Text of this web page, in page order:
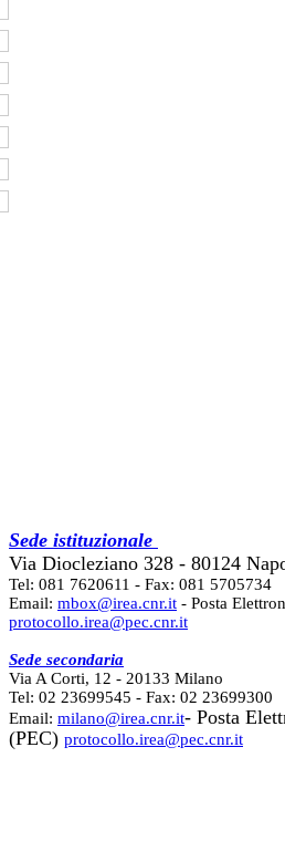
Sede istituzionale
Via Diocleziano 328 - 80124
Tel: 081 7620611 - Fax: 081 5705734
Email: mbox@irea.cnr.it - Posta
protocollo.irea@pec.cnr.it
Sede secondaria
Via A Corti, 12 - 20133 Milano
Tel: 02 23699545 - Fax: 02 23699300
Email: milano@irea.cnr.it- Posta
(PEC) protocollo.irea@pec.cnr.it